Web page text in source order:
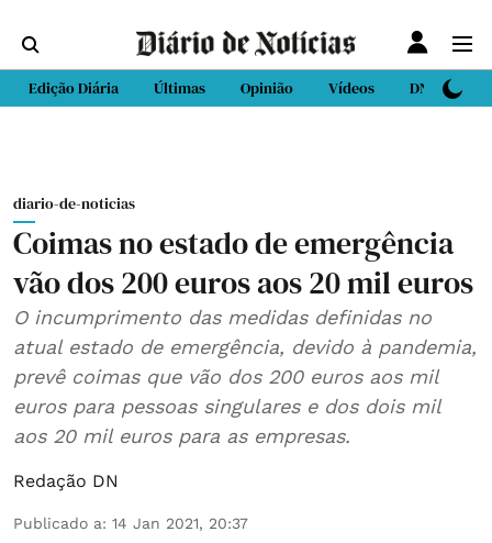
Edição Diária Últimas Opinião Vídeos DN Sport
diario-de-noticias
Coimas no estado de emergência
vão dos 200 euros aos 20 mil euros
O incumprimento das medidas definidas no
atual estado de emergência, devido à pandemia,
prevê coimas que vão dos 200 euros aos mil
euros para pessoas singulares e dos dois mil
aos 20 mil euros para as empresas.
Redação DN
Publicado a: 14 Jan 2021, 20:37